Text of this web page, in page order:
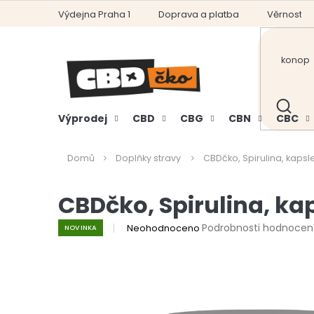
Výdejna Praha 1 Doprava a platba Věrnostní
HLEDAT
Výprodej CBD CBG CBN CBC
Domů Doplňky stravy CBDčko, Spirulina,
CBDčko, Spirulina,
NOVINKA
Průměrné
Neohodnoceno Podrobnosti